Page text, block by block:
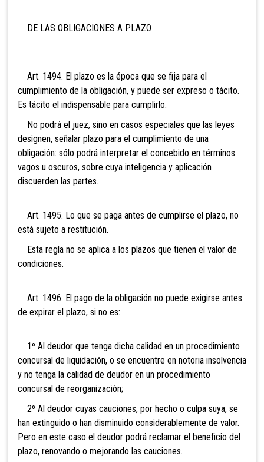
DE LAS OBLIGACIONES A PLAZO
Art. 1494. El plazo es la época que se fija para el
cumplimiento de la obligación, y puede ser expreso o tácito.
Es tácito el indispensable para cumplirlo.
No podrá el juez, sino en casos especiales que las leyes
designen, señalar plazo para el cumplimiento de una
obligación: sólo podrá interpretar el concebido en términos
vagos u oscuros, sobre cuya inteligencia y aplicación
discuerden las partes.
Art. 1495. Lo que se paga antes de cumplirse el plazo, no
está sujeto a restitución.
Esta regla no se aplica a los plazos que tienen el valor de
condiciones.
Art. 1496. El pago de la obligación no puede exigirse antes
de expirar el plazo, si no es:
1º Al deudor que tenga dicha calidad en un procedimiento
concursal de liquidación, o se encuentre en notoria insolvencia
y no tenga la calidad de deudor en un procedimiento
concursal de reorganización;
2º Al deudor cuyas cauciones, por hecho o culpa suya, se
han extinguido o han disminuido considerablemente de valor.
Pero en este caso el deudor podrá reclamar el beneficio del
plazo, renovando o mejorando las cauciones.